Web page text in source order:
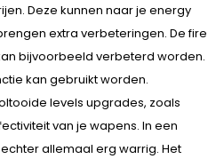
Deze kunnen naar je energy
extra verbeteringen. De fire
bijvoorbeeld verbeterd worden.
kan gebruikt worden.
levels upgrades, zoals
van je wapens. In een
allemaal erg warrig. Het